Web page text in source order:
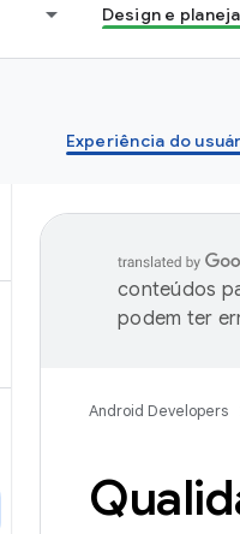
Design e
Experiência do
conteúdos
podem ter
Android Developers